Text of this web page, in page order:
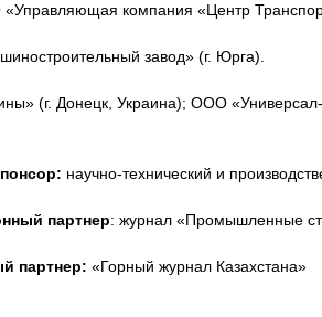
компания «Центр
завод» (г. Юрга).
(г. Донецк, Украина); ООО
научно-технический и
партнер: журнал «Промышленные
партнер: «Горный журнал Казахстана»